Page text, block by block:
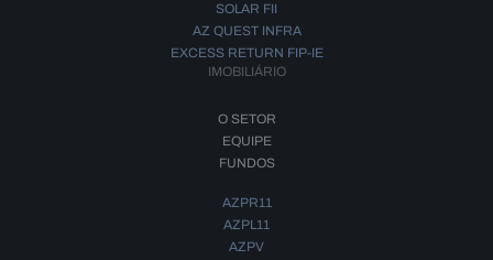
SOLAR FII
AZ QUEST INFRA
EXCESS RETURN FIP-IE
IMOBILIÁRIO
O SETOR
EQUIPE
FUNDOS
AZPR11
AZPL11
AZPV